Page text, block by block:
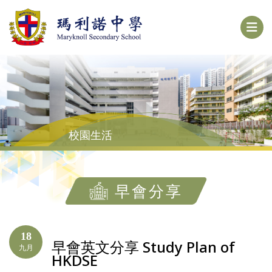
校園生活
早會分享
18
九月 早會英文分享 Study Plan of
HKDSE